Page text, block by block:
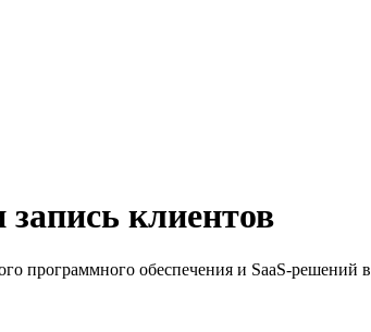
запись клиентов
программного обеспечения и SaaS-решений